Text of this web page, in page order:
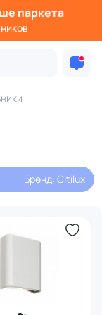
паркета
Бренд: Citilux